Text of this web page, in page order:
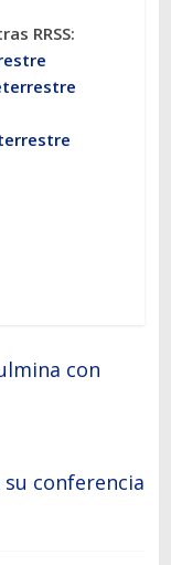
RRSS:
tre
con
su conferencia